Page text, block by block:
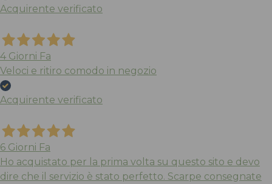
Acquirente verificato
4 Giorni Fa
Veloci e ritiro comodo in negozio
Acquirente verificato
6 Giorni Fa
Ho acquistato per la prima volta su questo sito e devo
dire che il servizio è stato perfetto. Scarpe consegnate